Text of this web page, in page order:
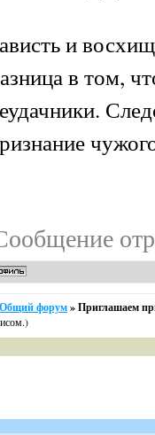
и
в том,
Общий форум»Приглашаем